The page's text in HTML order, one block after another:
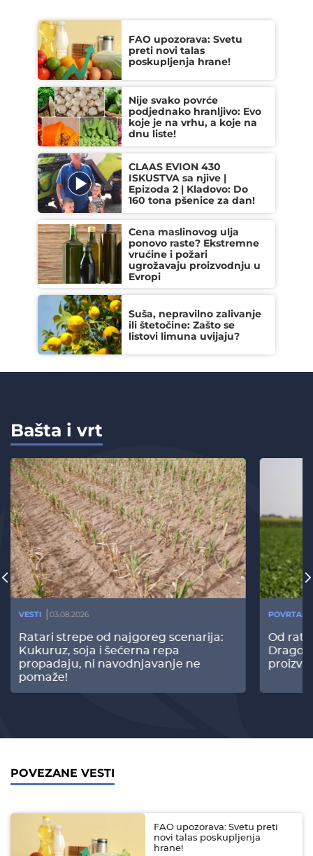
FAO upozorava: Svetu
preti novi talas
poskupljenja hrane!
Nije svako povrće
podjednako hranljivo: Evo
koje je na vrhu, a koje na
dnu liste!
CLAAS EVION 430
ISKUSTVA sa njive |
Epizoda 2 | Kladovo: Do
160 tona pšenice za dan!
Cena maslinovog ulja
ponovo raste? Ekstremne
vrućine i požari
ugrožavaju proizvodnju u
Evropi
Suša, nepravilno zalivanje
ili štetočine: Zašto se
listovi limuna uvijaju?
Bašta i vrt
VESTI 03.08.2026
Ratari strepe od najgoreg scenarija:
Kukuruz, soja i šećerna repa
propadaju, ni navodnjavanje ne
pomaže!
Od
POVEZANE VESTI
FAO upozorava: Svetu preti
novi talas poskupljenja
hrane!